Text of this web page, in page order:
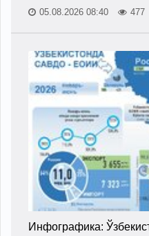
05.08.2026 08:40 477
Инфографика: